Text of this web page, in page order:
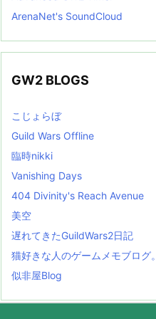
ArenaNet's SoundCloud
GW2 BLOGS
こじょらぼ
Guild Wars Offline
臨時nikki
Vanishing Days
404 Divinity's Reach Avenue
美空
遅れてきたGuildWars2日記
猫好きな人のゲームメモブログ。
似非屋Blog